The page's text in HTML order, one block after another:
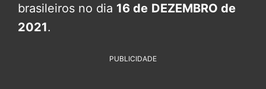
brasileiros no dia 16 de DEZEMBRO de
2021.
PUBLICIDADE